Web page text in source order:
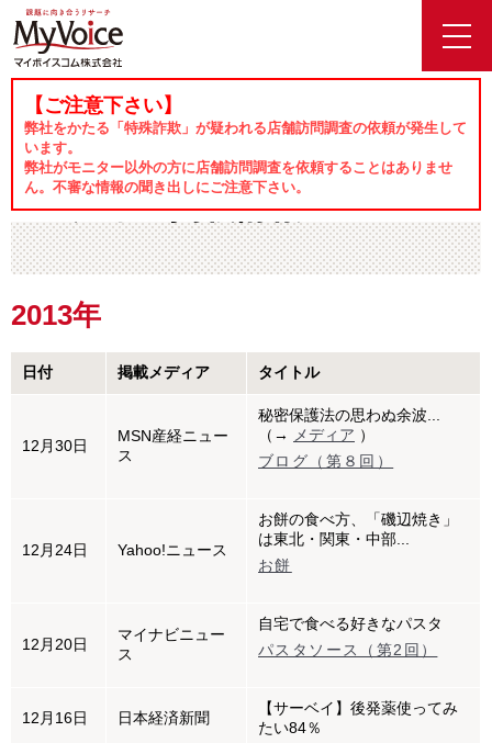
【ご注意下さい】
弊社をかたる「特殊詐欺」が疑われる店舗訪問調査の依頼が発生して
います。
弊社がモニター以外の方に店舗訪問調査を依頼することはありませ
ん。不審な情報の聞き出しにご注意下さい。
ホーム メディア掲載情報
メディア掲載情報
2013年
日付 掲載メディア タイトル
12月30日
MSN産経ニュー
ス
秘密保護法の思わぬ余波...
（→
メディア ）
ブログ（第８回）
12月24日 Yahoo!ニュース
お餅の食べ方、「磯辺焼き」
は東北・関東・中部...
お餅
12月20日
マイナビニュー
ス
自宅で食べる好きなパスタ
パスタソース（第2回）
12月16日 日本経済新聞
【サーベイ】後発薬使ってみ
たい84％